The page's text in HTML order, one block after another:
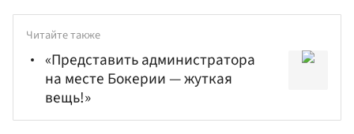
Читайте также
«Представить администратора
на месте Бокерии — жуткая
вещь!»